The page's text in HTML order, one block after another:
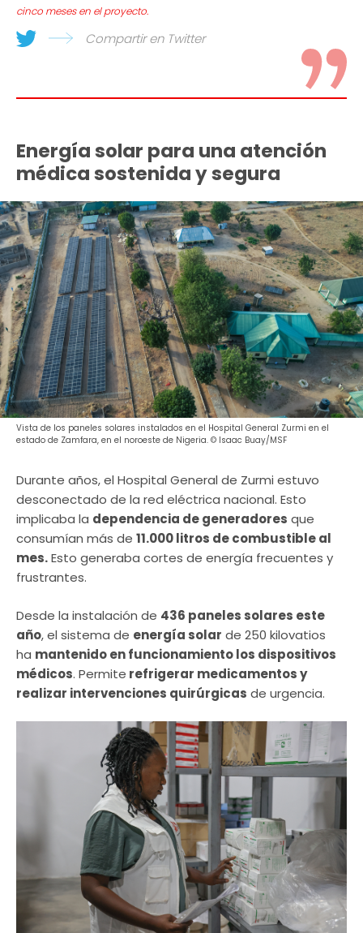
cinco meses en el proyecto.
Compartir en Twitter
Energía solar para una atención
médica sostenida y segura
Vista de los paneles solares instalados en el Hospital General Zurmi en el
estado de Zamfara, en el noroeste de Nigeria. © Isaac Buay/MSF
Durante años, el Hospital General de Zurmi estuvo
desconectado de la red eléctrica nacional. Esto
implicaba la dependencia de generadores que
consumían más de 11.000 litros de combustible al
mes.Esto generaba cortes de energía frecuentes y
frustrantes.
Desde la instalación de 436 paneles solares este
año, el sistema de energía solar de 250 kilovatios
ha mantenido en funcionamiento los dispositivos
médicos. Permite refrigerar medicamentos y
realizar intervenciones quirúrgicas de urgencia.